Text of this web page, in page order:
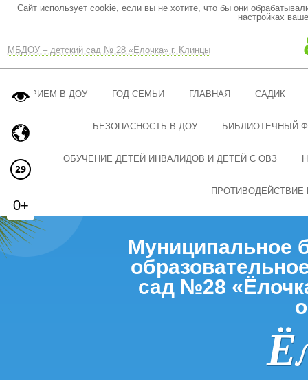
Сайт использует cookie, если вы не хотите, что бы они
настройках
МБДОУ – детский сад № 28 «Ёлочка» г. Клинцы
ПРИЕМ В ДОУ ГОД СЕМЬИ ГЛАВНАЯ САДИК
БЕЗОПАСНОСТЬ В ДОУ БИБЛИОТЕЧНЫЙ
ОБУЧЕНИЕ ДЕТЕЙ ИНВАЛИДОВ И ДЕТЕЙ С ОВЗ
ПРОТИВОДЕЙСТВИЕ
Муниципальное
сад №28
0+